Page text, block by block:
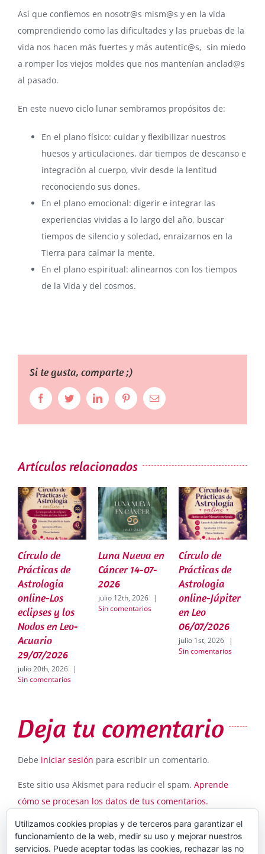
Así que confiemos en nosotr@s mism@s y en la vida
comprendiendo como las dificultades y las pruebas de la
vida nos hacen más fuertes y más autentic@s, sin miedo
a romper los viejos moldes que nos mantenían anclad@s
al pasado.
En este nuevo ciclo lunar sembramos propósitos de:
En el plano físico: cuidar y flexibilizar nuestros
huesos y articulaciones, dar tiempos de descanso e
integración al cuerpo, vivir desde la lentitud
reconociendo sus dones.
En el plano emocional: digerir e integrar las
experiencias vividas a lo largo del año, buscar
tiempos de silencio y soledad, enraizarnos en la
Tierra para calmar la mente.
En el plano espiritual: alinearnos con los tiempos
de la Vida y del cosmos.
Si te gusta, comparte ;)
FacebookTwitterLinkedIn PinterestCorreo
electrónico
Artículos relacionados
Círculo de
Prácticas de
Astrologia
online-Los
eclipses y los
Nodos en Leo-
Acuario
29/07/2026
julio 20th, 2026
|
Sin comentarios
Luna Nueva en
Cáncer 14-07-
2026
julio 12th, 2026
|
Sin comentarios
Círculo de
Prácticas de
Astrologia
online-Júpiter
en Leo
06/07/2026
julio 1st, 2026
|
Sin comentarios
Deja tu comentario
Debe iniciar sesión para escribir un comentario.
Este sitio usa Akismet para reducir el spam. Aprende
cómo se procesan los datos de tus comentarios.
Utilizamos cookies propias y de terceros para garantizar el
funcionamiento de la web, medir su uso y mejorar nuestros
servicios. Puede aceptar todas las cookies, rechazar las no